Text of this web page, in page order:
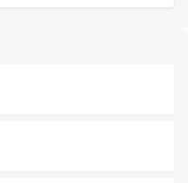
情を楽しめる外せないスポット